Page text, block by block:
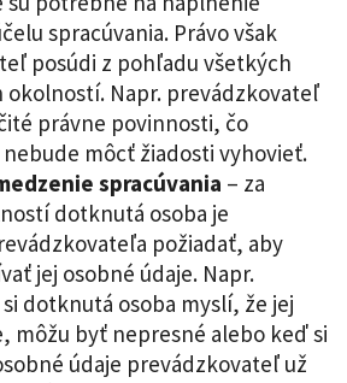
spracúvania. Právo však
posúdi z pohľadu všetkých
okolností. Napr. prevádzkovateľ
právne povinnosti, čo
môcť žiadosti vyhovieť.
spracúvania – za
dotknutá osoba je
požiadať, aby
jej osobné údaje. Napr.
dotknutá osoba myslí, že jej
môžu byť nepresné alebo keď si
údaje prevádzkovateľ už